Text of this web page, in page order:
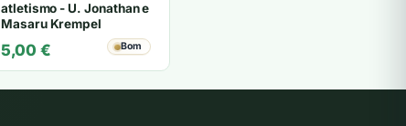
atletismo - U. Jonathan e
Masaru Krempel
5,00 € Bom